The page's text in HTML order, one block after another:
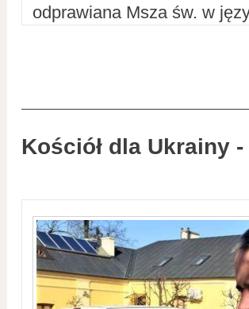
odprawiana Msza św. w
Kościół dla Ukrainy